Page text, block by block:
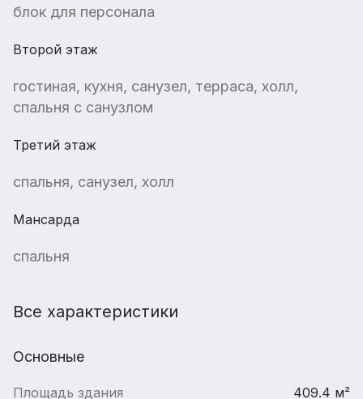
блок для персонала
Второй этаж
гостиная, кухня, санузел, терраса, холл,
спальня с санузлом
Третий этаж
спальня, санузел, холл
Мансарда
спальня
Все характеристики
Основные
Площадь здания 409.4 м²